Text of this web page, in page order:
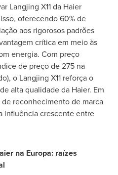
Langjing X11 da Haier
oferecendo 60% de
aos rigorosos padrões
crítica em meio às
energia. Com preço
de preço de 275 na
o Langjing X11 reforça o
alta qualidade da Haier. Em
reconhecimento de marca
influência crescente entre
na Europa: raízes